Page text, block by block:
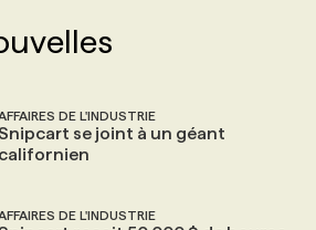
DE L'INDUSTRIE
se joint à un géant
californien
DE L'INDUSTRIE